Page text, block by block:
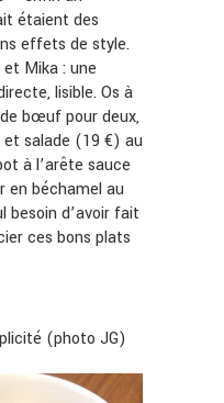
étaient des
effets de style.
Mika : une
lisible. Os à
bœuf pour deux,
salade (19 €) au
à l’arête sauce
en béchamel au
besoin d’avoir fait
ces bons plats
(photo JG)